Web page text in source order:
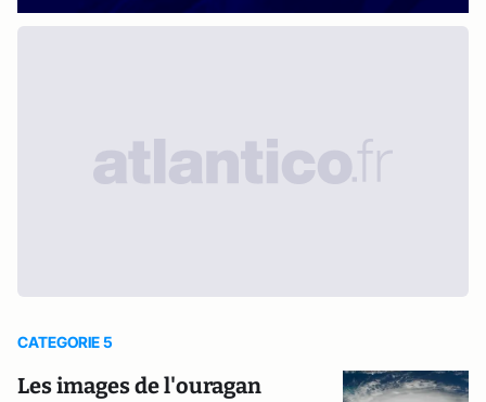
CATEGORIE 5
Les images de l'ouragan